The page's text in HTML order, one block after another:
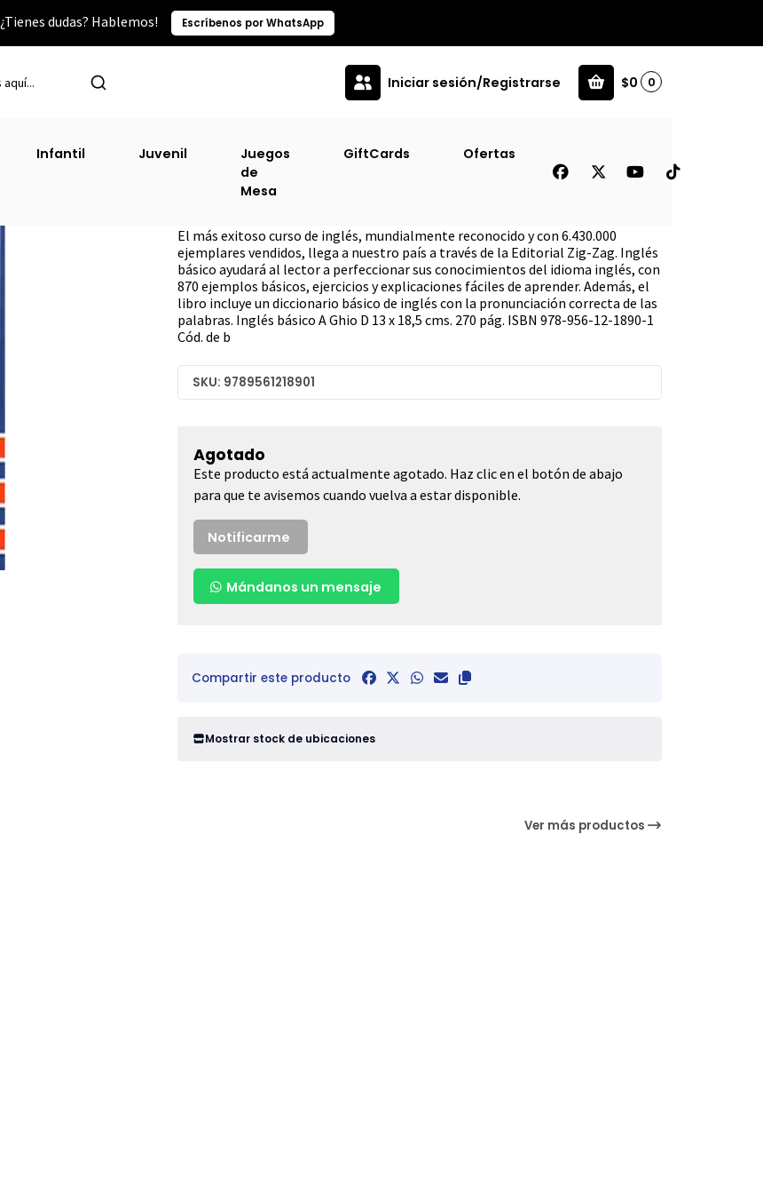
¿Tienes dudas? Hablemos! Escríbenos por WhatsApp
Iniciar sesión/Registrarse $0 0
Infantil Juvenil
Juegos
de
Mesa
GiftCards Ofertas
Ingles Basico Ghio
El más exitoso curso de inglés, mundialmente reconocido y con 6.430.000
ejemplares vendidos, llega a nuestro país a través de la Editorial Zig-Zag. Inglés
básico ayudará al lector a perfeccionar sus conocimientos del idioma inglés, con
870 ejemplos básicos, ejercicios y explicaciones fáciles de aprender. Además, el
libro incluye un diccionario básico de inglés con la pronunciación correcta de las
palabras. Inglés básico A Ghio D 13 x 18,5 cms. 270 pág. ISBN 978-956-12-1890-1
Cód. de b
SKU: 9789561218901
Agotado
Este producto está actualmente agotado. Haz clic en el botón de abajo
para que te avisemos cuando vuelva a estar disponible.
Notificarme
Mándanos un mensaje
Compartir este producto
Mostrar stock de ubicaciones
Ver más productos